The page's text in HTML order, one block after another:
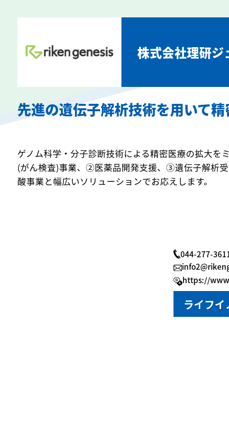
株式会社理研ジ
先進の遺伝子解析技術を用いて
ゲノム科学・分子診断技術による精密医療の拡大
(がん検査)事業、②医薬品開発支援、③遺伝子解析
酸事業と幅広いソリューションでお応えします。
044-277-
https://
ライフイ